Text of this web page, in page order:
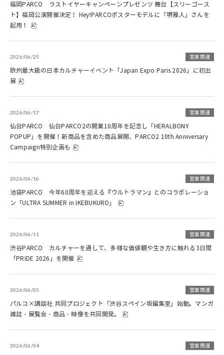
福岡PARCO ラストイヤーキャンペーンプレゼンツ 舞台【スリーゴース
ト】福岡公演開催決定！ Hey!PARCOポスターモデルに「堺雅人」さんを
起用！
2026/06/25 営業関連
欧州最大級の日本カルチャーイベント「Japan Expo Paris 2026」に初出
展
2026/06/17 営業関連
仙台PARCO 仙台PARCO2の開業10周年を記念し「HERALBONY
POPUP」を開催！新商品を含めた商品展開、PARCO2 10th Anniversary
Campaign特別企画も
2026/06/16 営業関連
池袋PARCO 今年60周年を迎える『ウルトラマン』とのコラボレーショ
ン「ULTRA SUMMER in IKEBUKURO」
2026/06/11 営業関連
渋谷PARCO カルチャーを通して、多様な価値観や生き方に触れる3日間
「PRIDE 2026」を開催
2026/06/05 営業関連
パルコ×講談社 共同プロジェクト「渋谷スペイン坂編集室」始動。マンガ
雑誌・展覧会・商品・映像を共同開発。
2026/06/04 営業関連